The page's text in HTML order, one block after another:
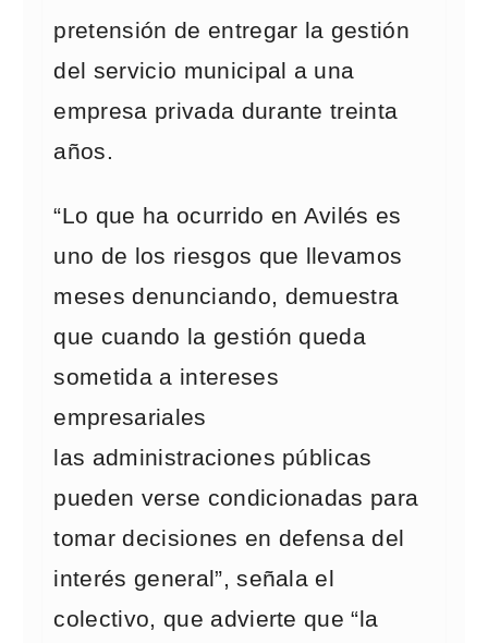
pretensión de entregar la gestión
del servicio municipal a una
empresa privada durante treinta
años.
“Lo que ha ocurrido en Avilés es
uno de los riesgos que llevamos
meses denunciando, demuestra
que cuando la gestión queda
sometida a intereses
empresariales
las administraciones públicas
pueden verse condicionadas para
tomar decisiones en defensa del
interés general”, señala el
colectivo, que advierte que “la